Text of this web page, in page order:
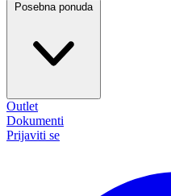
Posebna ponuda
Outlet
Dokumenti
Prijaviti se